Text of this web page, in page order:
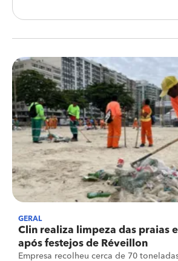
GERAL
Clin realiza limpeza das praias
após festejos de Réveillon
Empresa recolheu cerca de 70